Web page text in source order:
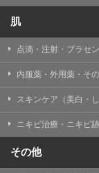
事業上の必要
す。
掲載したときを
肌
点滴・注射・プラセ
内服薬・外用薬・そ
スキンケア（美白・し
ニキビ治療・ニキビ
その他